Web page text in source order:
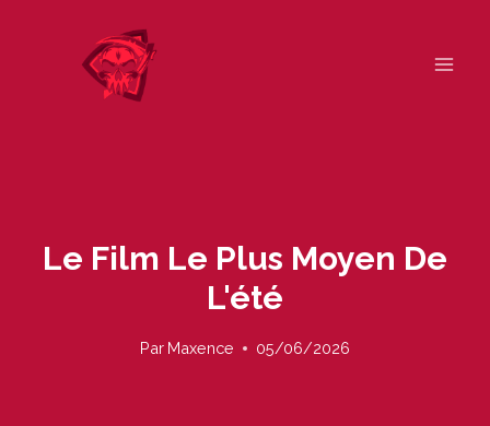
Le Film Le Plus Moyen De
L'été
Par Maxence 05/06/2026